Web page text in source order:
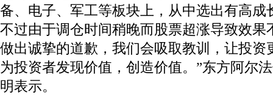
备、电子、军工等板块上，从中选出有高成
不过由于调仓时间稍晚而股票超涨导致效果
做出诚挚的道歉，我们会吸取教训，让投资
为投资者发现价值，创造价值。”东方阿尔
明表示。